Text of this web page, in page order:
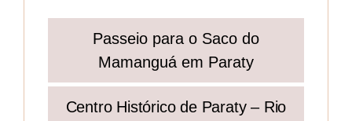
Passeio para o Saco do
Mamanguá em Paraty
Centro Histórico de Paraty – Rio